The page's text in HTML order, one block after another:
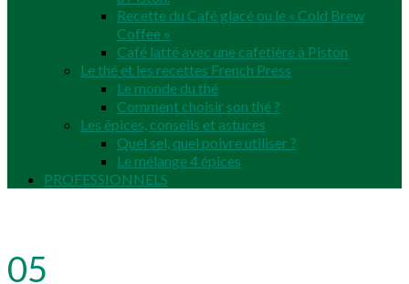
Recette du Café glacé ou le « Cold Brew
Coffee »
Café latté avec une cafetière à Piston
Le thé et les recettes French Press
Le monde du thé
Comment choisir son thé ?
Les épices, conseils et astuces
Quel sel, quel poivre utiliser ?
Le mélange 4 épices
PROFESSIONNELS
05